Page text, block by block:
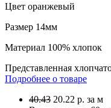
Цвет оранжевый
Размер 14мм
Материал 100% хлопок
Представленная
Подробнее о товаре
40.43 20.22 р. за м